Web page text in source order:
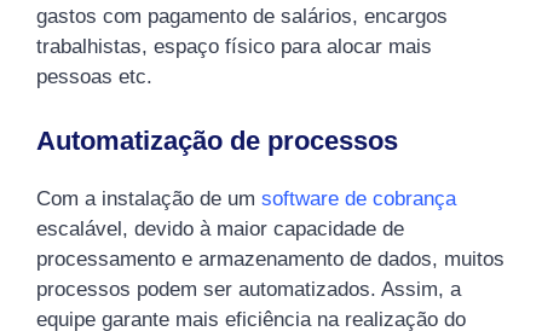
gastos com pagamento de salários, encargos
trabalhistas, espaço físico para alocar mais
pessoas etc.
Automatização de processos
Com a instalação de um software de cobrança
escalável, devido à maior capacidade de
processamento e armazenamento de dados, muitos
processos podem ser automatizados. Assim, a
equipe garante mais eficiência na realização do